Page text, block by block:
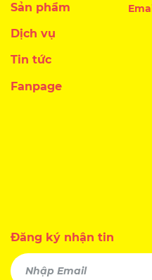
Sản phẩm
Dịch vụ
Tin tức
Fanpage
Đăng ký nhận tin